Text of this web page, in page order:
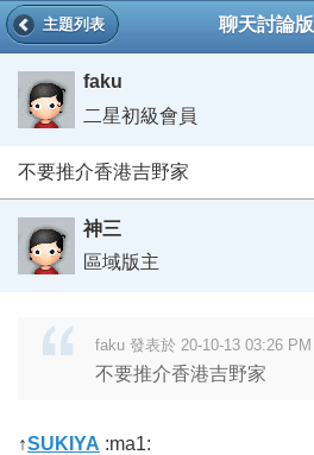
聊天討論版
主題列表
faku
二星初級會員
不要推介香港吉野家
神三
區域版主
faku 發表於 20-10-13 03:26 PM
不要推介香港吉野家
↑SUKIYA :ma1: